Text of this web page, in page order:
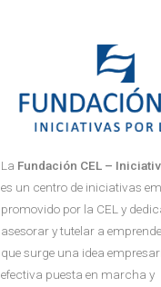
La Fundación CEL –
es un centro de iniciativas
promovido por la CEL y
asesorar y tutelar a
que surge una idea
efectiva puesta en marcha y